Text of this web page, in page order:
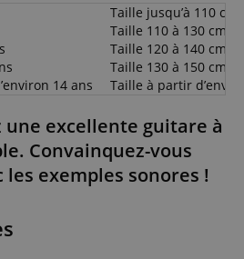
Taille jusqu’à 110 cm
Taille 110 à 130 cm
Taille 120 à 140 cm
Taille 130 à 150 cm
14 ans Taille à partir
une excellente guitare à
Convainquez-vous
les exemples sonores !